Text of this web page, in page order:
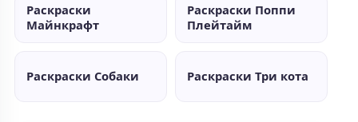
Раскраски
Майнкрафт
Раскраски Поппи
Плейтайм
Раскраски Собаки Раскраски Три кота